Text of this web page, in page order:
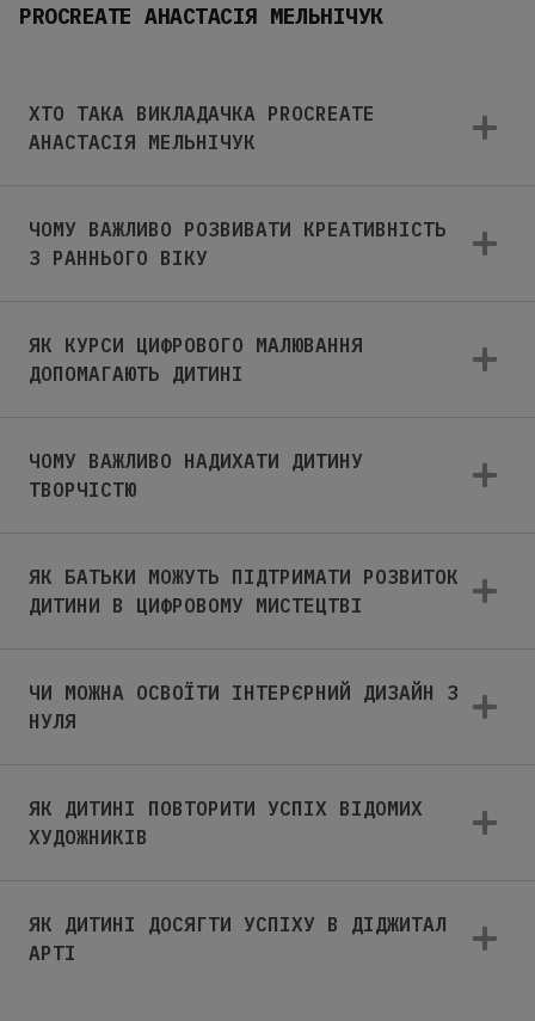
PROCREATE АНАСТАСІЯ МЕЛЬНІЧУК
ХТО ТАКА ВИКЛАДАЧКА PROCREATE
АНАСТАСІЯ МЕЛЬНІЧУК
ЧОМУ ВАЖЛИВО РОЗВИВАТИ КРЕАТИВНІСТЬ
З РАННЬОГО ВІКУ
ЯК КУРСИ ЦИФРОВОГО МАЛЮВАННЯ
ДОПОМАГАЮТЬ ДИТИНІ
ЧОМУ ВАЖЛИВО НАДИХАТИ ДИТИНУ
ТВОРЧІСТЮ
ЯК БАТЬКИ МОЖУТЬ ПІДТРИМАТИ РОЗВИТОК
ДИТИНИ В ЦИФРОВОМУ МИСТЕЦТВІ
ЧИ МОЖНА ОСВОЇТИ ІНТЕРЄРНИЙ ДИЗАЙН З
НУЛЯ
ЯК ДИТИНІ ПОВТОРИТИ УСПІХ ВІДОМИХ
ХУДОЖНИКІВ
ЯК ДИТИНІ ДОСЯГТИ УСПІХУ В ДІДЖИТАЛ
АРТІ